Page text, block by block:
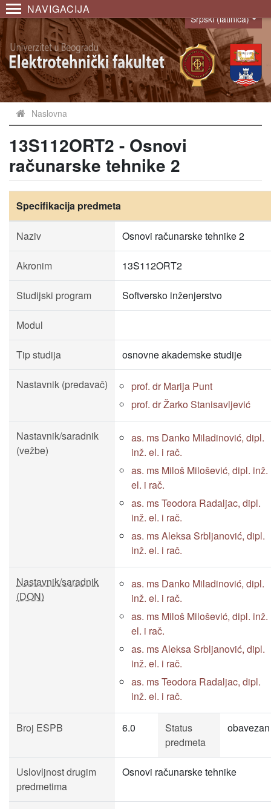
NAVIGACIJA
Language
Srpski (latinica)
Naslovna
13S112ORT2 - Osnovi
računarske tehnike 2
Specifikacija predmeta
Naziv Osnovi računarske tehnike 2
Akronim 13S112ORT2
Studijski program Softversko inženjerstvo
Modul
Tip studija osnovne akademske studije
Nastavnik (predavač)
prof. dr Marija Punt
prof. dr Žarko Stanisavljević
Nastavnik/saradnik
(vežbe)
as. ms Danko Miladinović, dipl.
inž. el. i rač.
as. ms Miloš Milošević, dipl. inž.
el. i rač.
as. ms Teodora Radaljac, dipl.
inž. el. i rač.
as. ms Aleksa Srbljanović, dipl.
inž. el. i rač.
Nastavnik/saradnik
(DON)
as. ms Danko Miladinović, dipl.
inž. el. i rač.
as. ms Miloš Milošević, dipl. inž.
el. i rač.
as. ms Aleksa Srbljanović, dipl.
inž. el. i rač.
as. ms Teodora Radaljac, dipl.
inž. el. i rač.
Broj ESPB 6.0
Status
predmeta
obavezan
Uslovljnost drugim
predmetima
Osnovi računarske tehnike